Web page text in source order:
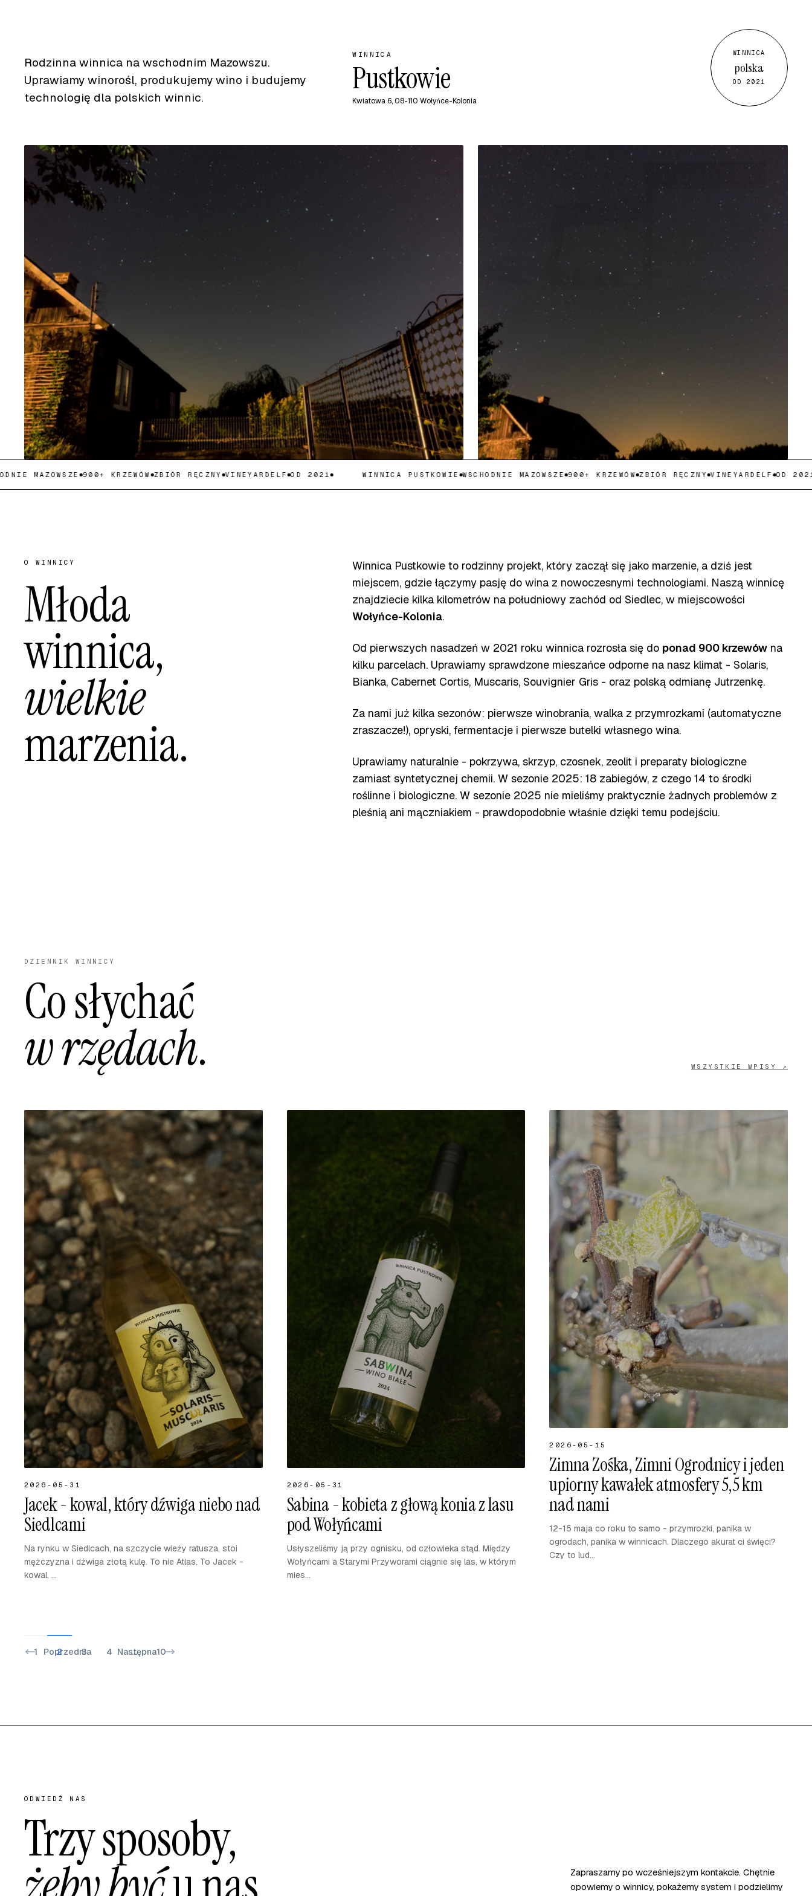
Rodzinna winnica na wschodnim Mazowszu.
Uprawiamy winorośl, produkujemy wino i budujemy
technologię dla polskich winnic.
WINNICA
Pustkowie
Kwiatowa 6, 08-110 Wołyńce-Kolonia
WINNICA
polska
OD 2021
MAZOWSZE 900+ KRZEWÓW ZBIÓR RĘCZNY VINEYARDELF OD 2021 WINNICA PUSTKOWIE WSCHODNIE MAZOWSZE 900+ KRZEWÓW ZBIÓR RĘCZNY VINEYARDELF OD 2021
O WINNICY
Młoda
winnica,
wielkie
marzenia.
Winnica Pustkowie to rodzinny projekt, który zaczął się jako marzenie, a dziś jest
miejscem, gdzie łączymy pasję do wina z nowoczesnymi technologiami. Naszą winnicę
znajdziecie kilka kilometrów na południowy zachód od Siedlec, w miejscowości
Wołyńce-Kolonia.
Od pierwszych nasadzeń w 2021 roku winnica rozrosła się do ponad 900 krzewów na
kilku parcelach. Uprawiamy sprawdzone mieszańce odporne na nasz klimat - Solaris,
Bianka, Cabernet Cortis, Muscaris, Souvignier Gris - oraz polską odmianę Jutrzenkę.
Za nami już kilka sezonów: pierwsze winobrania, walka z przymrozkami (automatyczne
zraszacze!), opryski, fermentacje i pierwsze butelki własnego wina.
Uprawiamy naturalnie - pokrzywa, skrzyp, czosnek, zeolit i preparaty biologiczne
zamiast syntetycznej chemii. W sezonie 2025: 18 zabiegów, z czego 14 to środki
roślinne i biologiczne. W sezonie 2025 nie mieliśmy praktycznie żadnych problemów z
pleśnią ani mączniakiem - prawdopodobnie właśnie dzięki temu podejściu.
DZIENNIK WINNICY
Co słychać
w rzędach. WSZYSTKIE WPISY ↗
2026-05-31
Jacek - kowal, który dźwiga niebo nad
Siedlcami
Na rynku w Siedlcach, na szczycie wieży ratusza, stoi
mężczyzna i dźwiga złotą kulę. To nie Atlas. To Jacek -
kowal, ...
2026-05-31
Sabina - kobieta z głową konia z lasu
pod Wołyńcami
Usłyszeliśmy ją przy ognisku, od człowieka stąd. Między
Wołyńcami a Starymi Przyworami ciągnie się las, w którym
mies...
2026-05-15
Zimna Zośka, Zimni Ogrodnicy i jeden
upiorny kawałek atmosfery 5,5 km
nad nami
12-15 maja co roku to samo - przymrozki, panika w
ogrodach, panika w winnicach. Dlaczego akurat ci święci?
Czy to lud...
Poprzednia
1 2 3 4 … 10
Następna
ODWIEDŹ NAS
Trzy sposoby,
Zapraszamy po wcześniejszym kontakcie. Chętnie
opowiemy o winnicy, pokażemy system i podzielimy